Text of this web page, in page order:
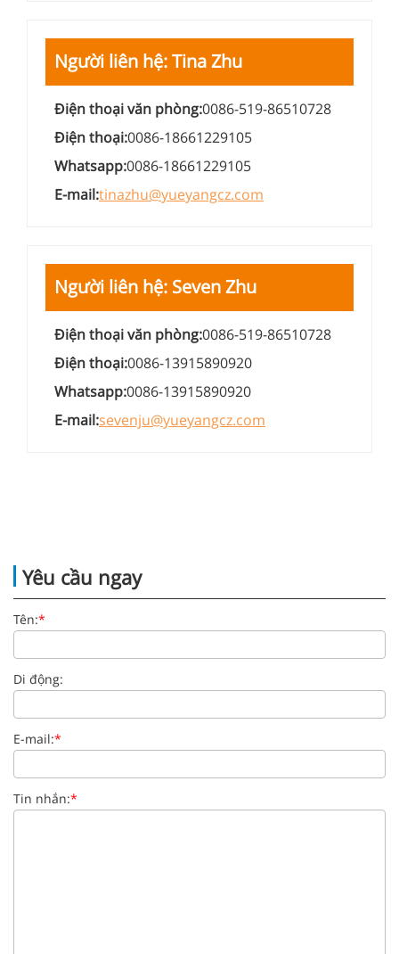
Người liên hệ: Tina Zhu
Điện thoại văn phòng:0086-519-86510728
Điện thoại:0086-18661229105
Whatsapp:0086-18661229105
E-mail:tinazhu@yueyangcz.com
Người liên hệ: Seven Zhu
Điện thoại văn phòng:0086-519-86510728
Điện thoại:0086-13915890920
Whatsapp:0086-13915890920
E-mail:sevenju@yueyangcz.com
Yêu cầu ngay
Tên:*
Di động:
E-mail:*
Tin nhắn:*